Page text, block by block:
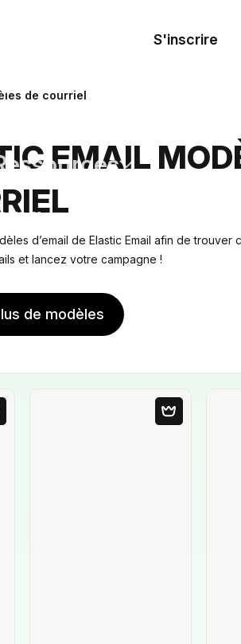
S'inscrire
de courriel
EMAIL
d’email de Elastic Email afin de
et lancez votre campagne !
de modèles